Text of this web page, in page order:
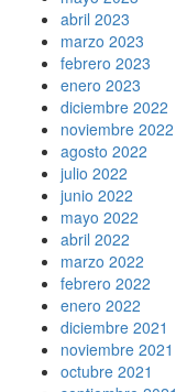
abril 2023
marzo 2023
febrero 2023
enero 2023
diciembre 2022
noviembre 2022
agosto 2022
julio 2022
junio 2022
mayo 2022
abril 2022
marzo 2022
febrero 2022
enero 2022
diciembre 2021
noviembre 2021
octubre 2021